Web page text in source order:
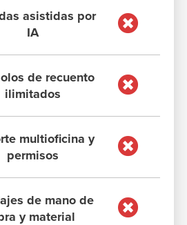
asistidas por
IA
de recuento
ilimitados
multioficina y
permisos
de mano de
y material